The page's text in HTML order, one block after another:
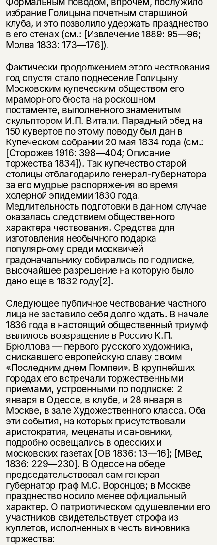
избрание Голицына почетным старшиной
клуба, и это позволило удержать празднество
в его стенах (см.: [Извлечение 1889: 95—96;
Молва 1833: 173—176]).
Фактически продолжением этого чествования
год спустя стало поднесение Голицыну
Московским купеческим обществом его
мраморного бюста на роскошном
постаменте, выполненного знаменитым
скульптором И.П. Витали. Парадный обед на
150 кувертов по этому поводу был дан в
Купеческом собрании 20 мая 1834 года (см.:
[Сторожев 1916: 398—404; Описание
торжества 1834]). Так купечество старой
столицы отблагодарило генерал-губернатора
за его мудрые распоряжения во время
холерной эпидемии 1830 года.
Медлительность подготовки в данном случае
оказалась следствием общественного
характера чествования. Средства для
изготовления необычного подарка
популярному среди москвичей
градоначальнику собирались по подписке,
высочайшее разрешение на которую было
дано еще в 1832 году[2].
Следующее публичное чествование частного
лица не заставило себя долго ждать. В начале
1836 года в настоящий общественный триумф
вылилось возвращение в Россию К.П.
Брюллова — первого русского художника,
снискавшего европейскую славу своим
«Последним днем Помпеи». В крупнейших
городах его встречали торжественными
приемами, устроенными по подписке: 2
января в Одессе, в клубе, и 28 января в
Москве, в зале Художественного класса. Оба
эти события, на которых присутствовали
аристократия, меценаты и сановники,
подробно освещались в одесских и
московских газетах [ОВ 1836: 13—16]; [МВед
1836: 229—230]. В Одессе на обеде
председательствовал сам генерал-
губернатор граф М.С. Воронцов; в Москве
празднество носило менее официальный
характер. О патриотическом одушевлении его
участников свидетельствует строфа из
куплетов, исполненных в честь виновника
торжества: